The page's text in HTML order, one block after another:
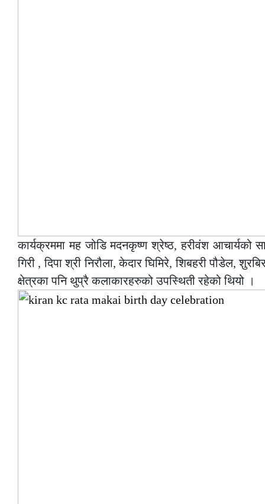
कार्यक्रममा मह जोडि मदनकृष्ण श्रेष्ठ, हरीवंश
गिरी , दिपा श्री निरौला, केदार घिमिरे, शिबहरी पौडेल,
क्षेत्रका पनि थुप्रै कलाकारहरुको उपस्थिती रहेको थियो ।